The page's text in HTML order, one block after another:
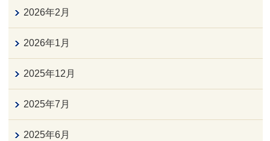
2026年2月
2026年1月
2025年12月
2025年7月
2025年6月